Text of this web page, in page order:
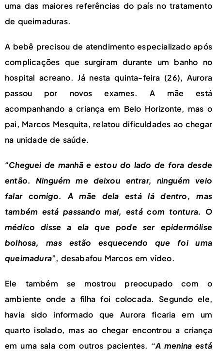
uma das maiores referências do país no tratamento
de queimaduras.
A bebê precisou de atendimento especializado após
complicações que surgiram durante um banho no
hospital acreano. Já nesta quinta-feira (26), Aurora
passou por novos exames. A mãe está
acompanhando a criança em Belo Horizonte, mas o
pai, Marcos Mesquita, relatou dificuldades ao chegar
na unidade de saúde.
“Cheguei de manhã e estou do lado de fora desde
então. Ninguém me deixou entrar, ninguém veio
falar comigo. A mãe dela está lá dentro, mas
também está passando mal, está com tontura. O
médico disse a ela que pode ser epidermólise
bolhosa, mas estão esquecendo que foi uma
queimadura”, desabafou Marcos em vídeo.
Ele também se mostrou preocupado com o
ambiente onde a filha foi colocada. Segundo ele,
havia sido informado que Aurora ficaria em um
quarto isolado, mas ao chegar encontrou a criança
em uma sala com outros pacientes. “A menina está